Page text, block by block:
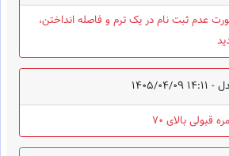
عدم ثبت نام در یک ترم و فاصله انداختن،
-
1405/04/09 14:11
قبولی بالای 70